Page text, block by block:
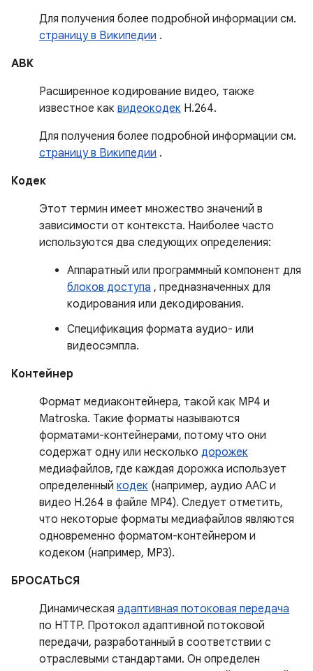
Для получения более подробной информации см.
страницу в Википедии .
АВК
Расширенное кодирование видео, также
известное как видеокодек H.264.
Для получения более подробной информации см.
страницу в Википедии .
Кодек
Этот термин имеет множество значений в
зависимости от контекста. Наиболее часто
используются два следующих определения:
Аппаратный или программный компонент для
блоков доступа , предназначенных для
кодирования или декодирования.
Спецификация формата аудио- или
видеосэмпла.
Контейнер
Формат медиаконтейнера, такой как MP4 и
Matroska. Такие форматы называются
форматами-контейнерами, потому что они
содержат одну или несколько дорожек
медиафайлов, где каждая дорожка использует
определенный кодек (например, аудио AAC и
видео H.264 в файле MP4). Следует отметить,
что некоторые форматы медиафайлов являются
одновременно форматом-контейнером и
кодеком (например, MP3).
БРОСАТЬСЯ
Динамическая адаптивная потоковая передача
по HTTP. Протокол адаптивной потоковой
передачи, разработанный в соответствии с
отраслевыми стандартами. Он определен